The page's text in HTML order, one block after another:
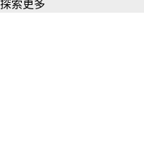
探索更多